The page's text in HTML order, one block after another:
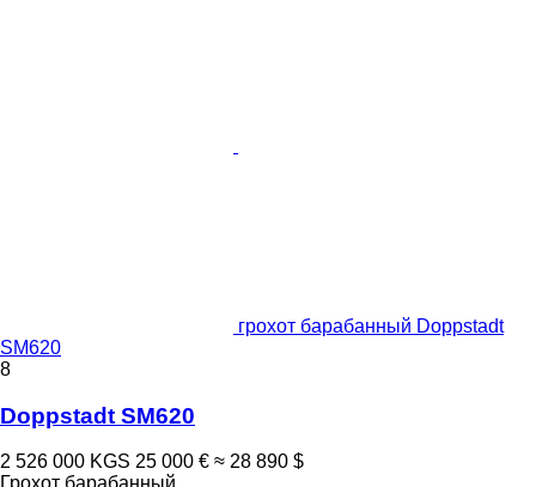
грохот барабанный Doppstadt
SM620
8
Doppstadt SM620
2 526 000 KGS 25 000 € ≈ 28 890 $